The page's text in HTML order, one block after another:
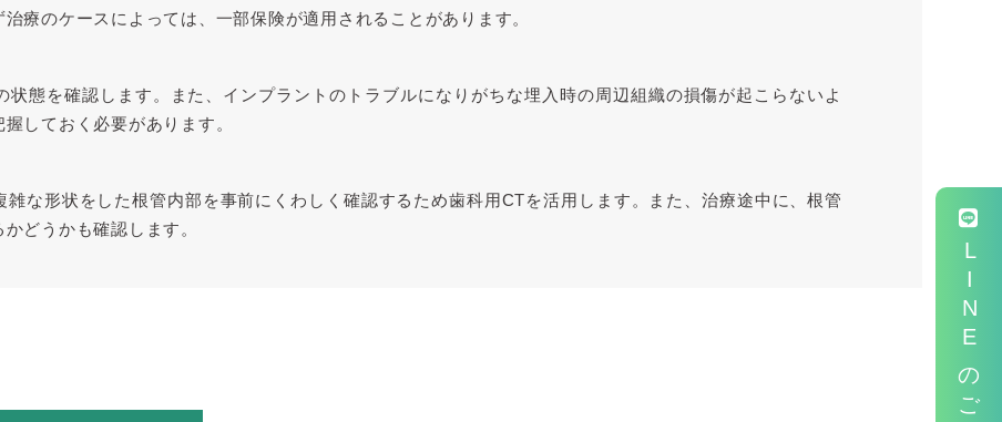
LINEのご案内
療のケースによっては、一部保険が適用されることがあります。
態を確認します。また、インプラントのトラブルになりがちな埋入時の周辺組織の損傷が起こらないよ
しておく必要があります。
な形状をした根管内部を事前にくわしく確認するため歯科用CTを活用します。また、治療途中に、根管
どうかも確認します。